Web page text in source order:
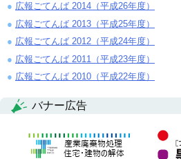
広報ごてんば 2014（平成26年度）
広報ごてんば 2013（平成25年度）
広報ごてんば 2012（平成24年度）
広報ごてんば 2011（平成23年度）
広報ごてんば 2010（平成22年度）
バナー広告